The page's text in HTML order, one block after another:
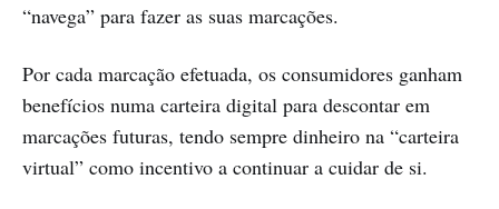
“navega” para fazer as suas marcações.
Por cada marcação efetuada, os consumidores ganham
benefícios numa carteira digital para descontar em
marcações futuras, tendo sempre dinheiro na “carteira
virtual” como incentivo a continuar a cuidar de si.